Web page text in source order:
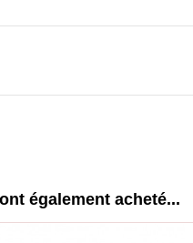
également acheté...